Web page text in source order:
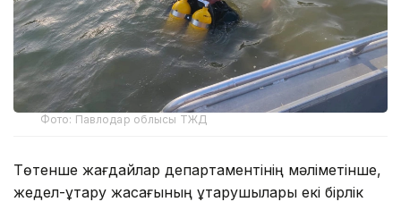
Фото: Павлодар облысы ТЖД
Төтенше жағдайлар департаментінің мәліметінше,
жедел-құтқару жасағының құтқарушылары екі бірлік